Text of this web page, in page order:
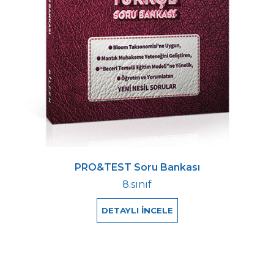
PRO&TEST Soru Bankası
8.sınıf
DETAYLI İNCELE